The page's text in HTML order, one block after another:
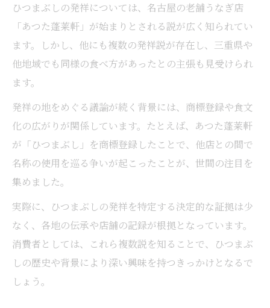
ひつまぶし事件が教える誕生秘話の真実
ひつまぶし ひまつぶし語呂遊びの由来
ひつまぶし商標争いとパクリ疑惑に迫る
あつた蓬莱軒とひつまぶし商標の歴史的背
景
ひつまぶし事件と一般名詞化の議論に触れ
る
語源や漢字の意味までひつまぶしを探究
ひつまぶしの語源や由来を丁寧に解説
ひつまぶし 漢字表記の意味と背景を知る
ひつまぶしの発祥については、名古屋の老舗うなぎ店
「あつた蓬莱軒」が始まりとされる説が広く知られてい
ます。しかし、他にも複数の発祥説が存在し、三重県や
他地域でも同様の食べ方があったとの主張も見受けられ
ます。
発祥の地をめぐる議論が続く背景には、商標登録や食文
化の広がりが関係しています。たとえば、あつた蓬莱軒
が「ひつまぶし」を商標登録したことで、他店との間で
名称の使用を巡る争いが起こったことが、世間の注目を
集めました。
実際に、ひつまぶしの発祥を特定する決定的な証拠は少
なく、各地の伝承や店舗の記録が根拠となっています。
消費者としては、これら複数説を知ることで、ひつまぶ
しの歴史や背景により深い興味を持つきっかけとなるで
しょう。